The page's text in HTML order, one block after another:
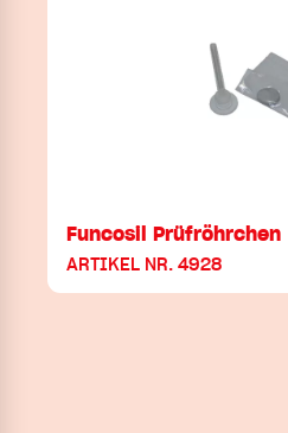
Funcosil Prüfröhrchen
ARTIKEL NR. 4928